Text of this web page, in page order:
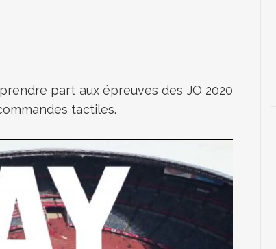
part aux épreuves des JO 2020
tactiles.